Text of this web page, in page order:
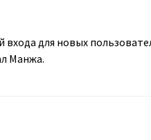
для новых
Манжа.